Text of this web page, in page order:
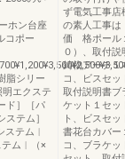
ホン台座
コポー
脂シリー
エクステ
ド］［パ
テム］
テム︱
ム︱（×
ず電気工事
の素人工事は
価 格ポール
０）、取付
鋳物アーチ１
コ、ビスセッ
取付説明書ブ
ケット１セッ
ト、ビスセ
書花台カバー
コ、ブラケッ